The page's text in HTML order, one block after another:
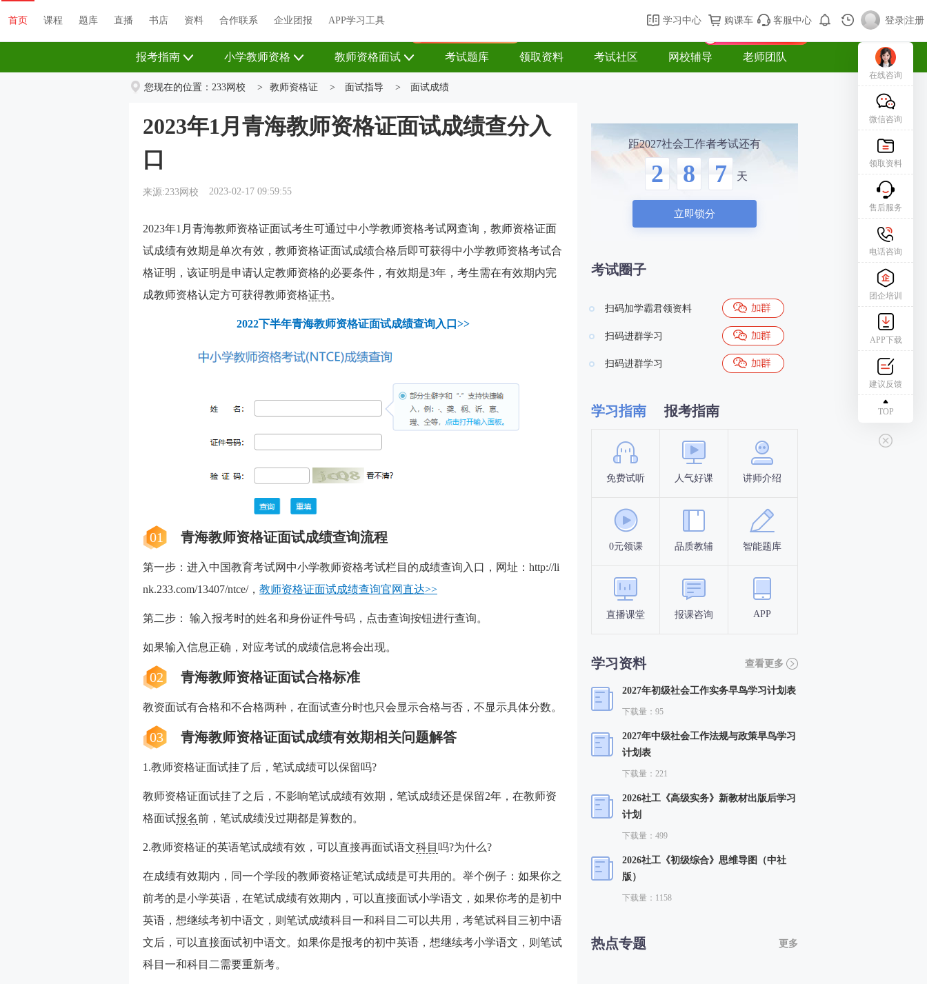
首页 课程 题库 直播 书店 资料 关于我们 帮助中心 购课车 登录/注册
首页 课程 题库 直播 书店 资料 合作联系 企业团报 APP学习工具 学习中心 购课车 客服中心 登录|注册
报考指南 小学教师资格 教师资格面试 考试题库 领取资料 考试社区 网校辅导 老师团队
您现在的位置： 233网校 > 教师资格证 > 面试指导 > 面试成绩
2023年1月青海教师资格证面试成绩查分入
口
来源:233网校 2023-02-17 09:59:55
2023年1月青海教师资格证面试考生可通过中小学教师资格考试网查询，教师资格证面
试成绩有效期是单次有效，教师资格证面试成绩合格后即可获得中小学教师资格考试合
格证明，该证明是申请认定教师资格的必要条件，有效期是3年，考生需在有效期内完
成教师资格认定方可获得教师资格证书。
2022下半年青海教师资格证面试成绩查询入口>>
01 青海教师资格证面试成绩查询流程
第一步：进入中国教育考试网中小学教师资格考试栏目的成绩查询入口，网址：http://li
nk.233.com/13407/ntce/， 教师资格证面试成绩查询官网直达>>
第二步： 输入报考时的姓名和身份证件号码，点击查询按钮进行查询。
如果输入信息正确，对应考试的成绩信息将会出现。
02 青海教师资格证面试合格标准
教资面试有合格和不合格两种，在面试查分时也只会显示合格与否，不显示具体分数。
03 青海教师资格证面试成绩有效期相关问题解答
1.教师资格证面试挂了后，笔试成绩可以保留吗?
教师资格证面试挂了之后，不影响笔试成绩有效期，笔试成绩还是保留2年，在教师资
格面试报名前，笔试成绩没过期都是算数的。
2.教师资格证的英语笔试成绩有效，可以直接再面试语文科目 吗?为什么?
在成绩有效期内，同一个学段的教师资格证笔试成绩是可共用的。举个例子：如果你之
前考的是小学英语，在笔试成绩有效期内，可以直接面试小学语文，如果你考的是初中
英语，想继续考初中语文，则笔试成绩科目一和科目二可以共用，考笔试科目三初中语
文后，可以直接面试初中语文。如果你是报考的初中英语，想继续考小学语文，则笔试
科目一和科目二需要重新考。
距2027社会工作者考试还有
2 8 7 天
立即锁分
考试圈子
扫码加学霸君领资料
扫码进群学习
扫码进群学习
学习指南 报考指南
免费试听 人气好课 讲师介绍
0元领课 品质教辅 智能题库
直播课堂 报课咨询 APP
学习资料 查看更多
2027年初级社会工作实务早鸟学习计划表
下载量：95
2027年中级社会工作法规与政策早鸟学习
计划表
下载量：221
2026社工《高级实务》新教材出版后学习
计划
下载量：499
2026社工《初级综合》思维导图（中社
版）
下载量：1158
热点专题 更多
在线咨询
微信咨询
领取资料
售后服务
电话咨询
团企培训
APP下载
建议反馈
TOP